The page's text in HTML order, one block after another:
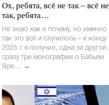
Ох, ребята, всё не так – всё не
так, ребята…
Не знаю как и почему, но именно
так это всё и случилось – к концу
2025 г я получил, одна за другой,
сразу три монографии о Бабьем
Яре:... →